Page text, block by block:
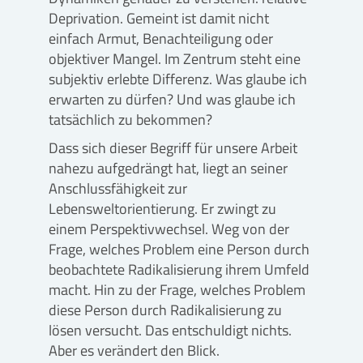
Deprivation. Gemeint ist damit nicht
einfach Armut, Benachteiligung oder
objektiver Mangel. Im Zentrum steht eine
subjektiv erlebte Differenz. Was glaube ich
erwarten zu dürfen? Und was glaube ich
tatsächlich zu bekommen?
Dass sich dieser Begriff für unsere Arbeit
nahezu aufgedrängt hat, liegt an seiner
Anschlussfähigkeit zur
Lebensweltorientierung. Er zwingt zu
einem Perspektivwechsel. Weg von der
Frage, welches Problem eine Person durch
beobachtete Radikalisierung ihrem Umfeld
macht. Hin zu der Frage, welches Problem
diese Person durch Radikalisierung zu
lösen versucht. Das entschuldigt nichts.
Aber es verändert den Blick.